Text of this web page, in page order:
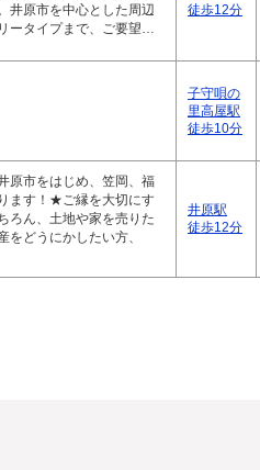
井原市を中心とした周辺
ータイプまで、ご要望…
徒歩12分
子守唄の
里高屋駅
徒歩10分
原市をはじめ、笠岡、福
ます！★ご縁を大切にす
ろん、土地や家を売りた
をどうにかしたい方、
井原駅
徒歩12分